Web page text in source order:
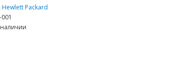
Hewlett Packard